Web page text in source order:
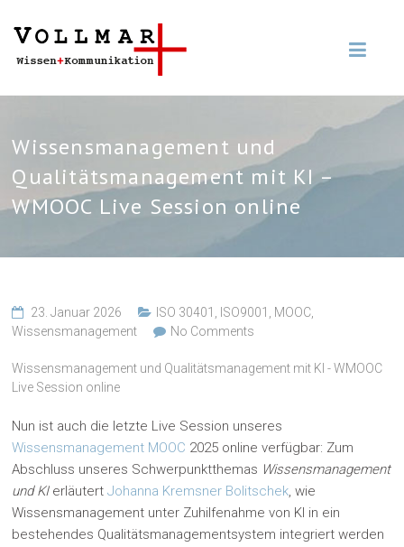
Wissensmanagement und
Qualitätsmanagement mit KI –
WMOOC Live Session online
23. Januar 2026 ISO 30401 ISO9001 MOOC
Wissensmanagement
No Comments
Wissensmanagement und Qualitätsmanagement mit KI - WMOOC
Live Session online
Nun ist auch die letzte Live Session unseres
Wissensmanagement MOOC 2025 online verfügbar: Zum
Abschluss unseres Schwerpunktthemas Wissensmanagement
und KIerläutertJohanna Kremsner Bolitschek, wie
Wissensmanagement unter Zuhilfenahme von KI in ein
bestehendes Qualitätsmanagementsystem integriert werden